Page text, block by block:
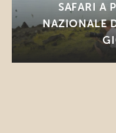
SAFARI A
NAZIONALE